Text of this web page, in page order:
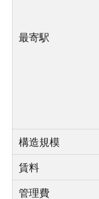
最寄駅
構造規模
賃料
管理費